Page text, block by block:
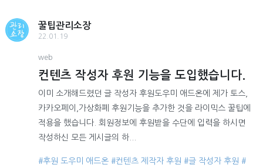
꿀팁관리소장
22.01.19
web
컨텐츠 작성자 후원 기능을 도입했습니다.
이미 소개해드렸던 글 작성자 후원도우미 애드온에 제가 토스,
카카오페이,가상화폐 후원기능을 추가한 것을 라이믹스 꿀팁에
적용을 했습니다. 회원정보에 후원받을 수단에 입력을 하시면
작성하신 모든 게시글의 하...
#후원 도우미 애드온 #컨텐츠 제작자 후원 #글 작성자 후원 #